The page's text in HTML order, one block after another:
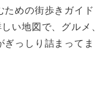
ための街歩きガイド
い地図で、グルメ、
ぎっしり詰まってま